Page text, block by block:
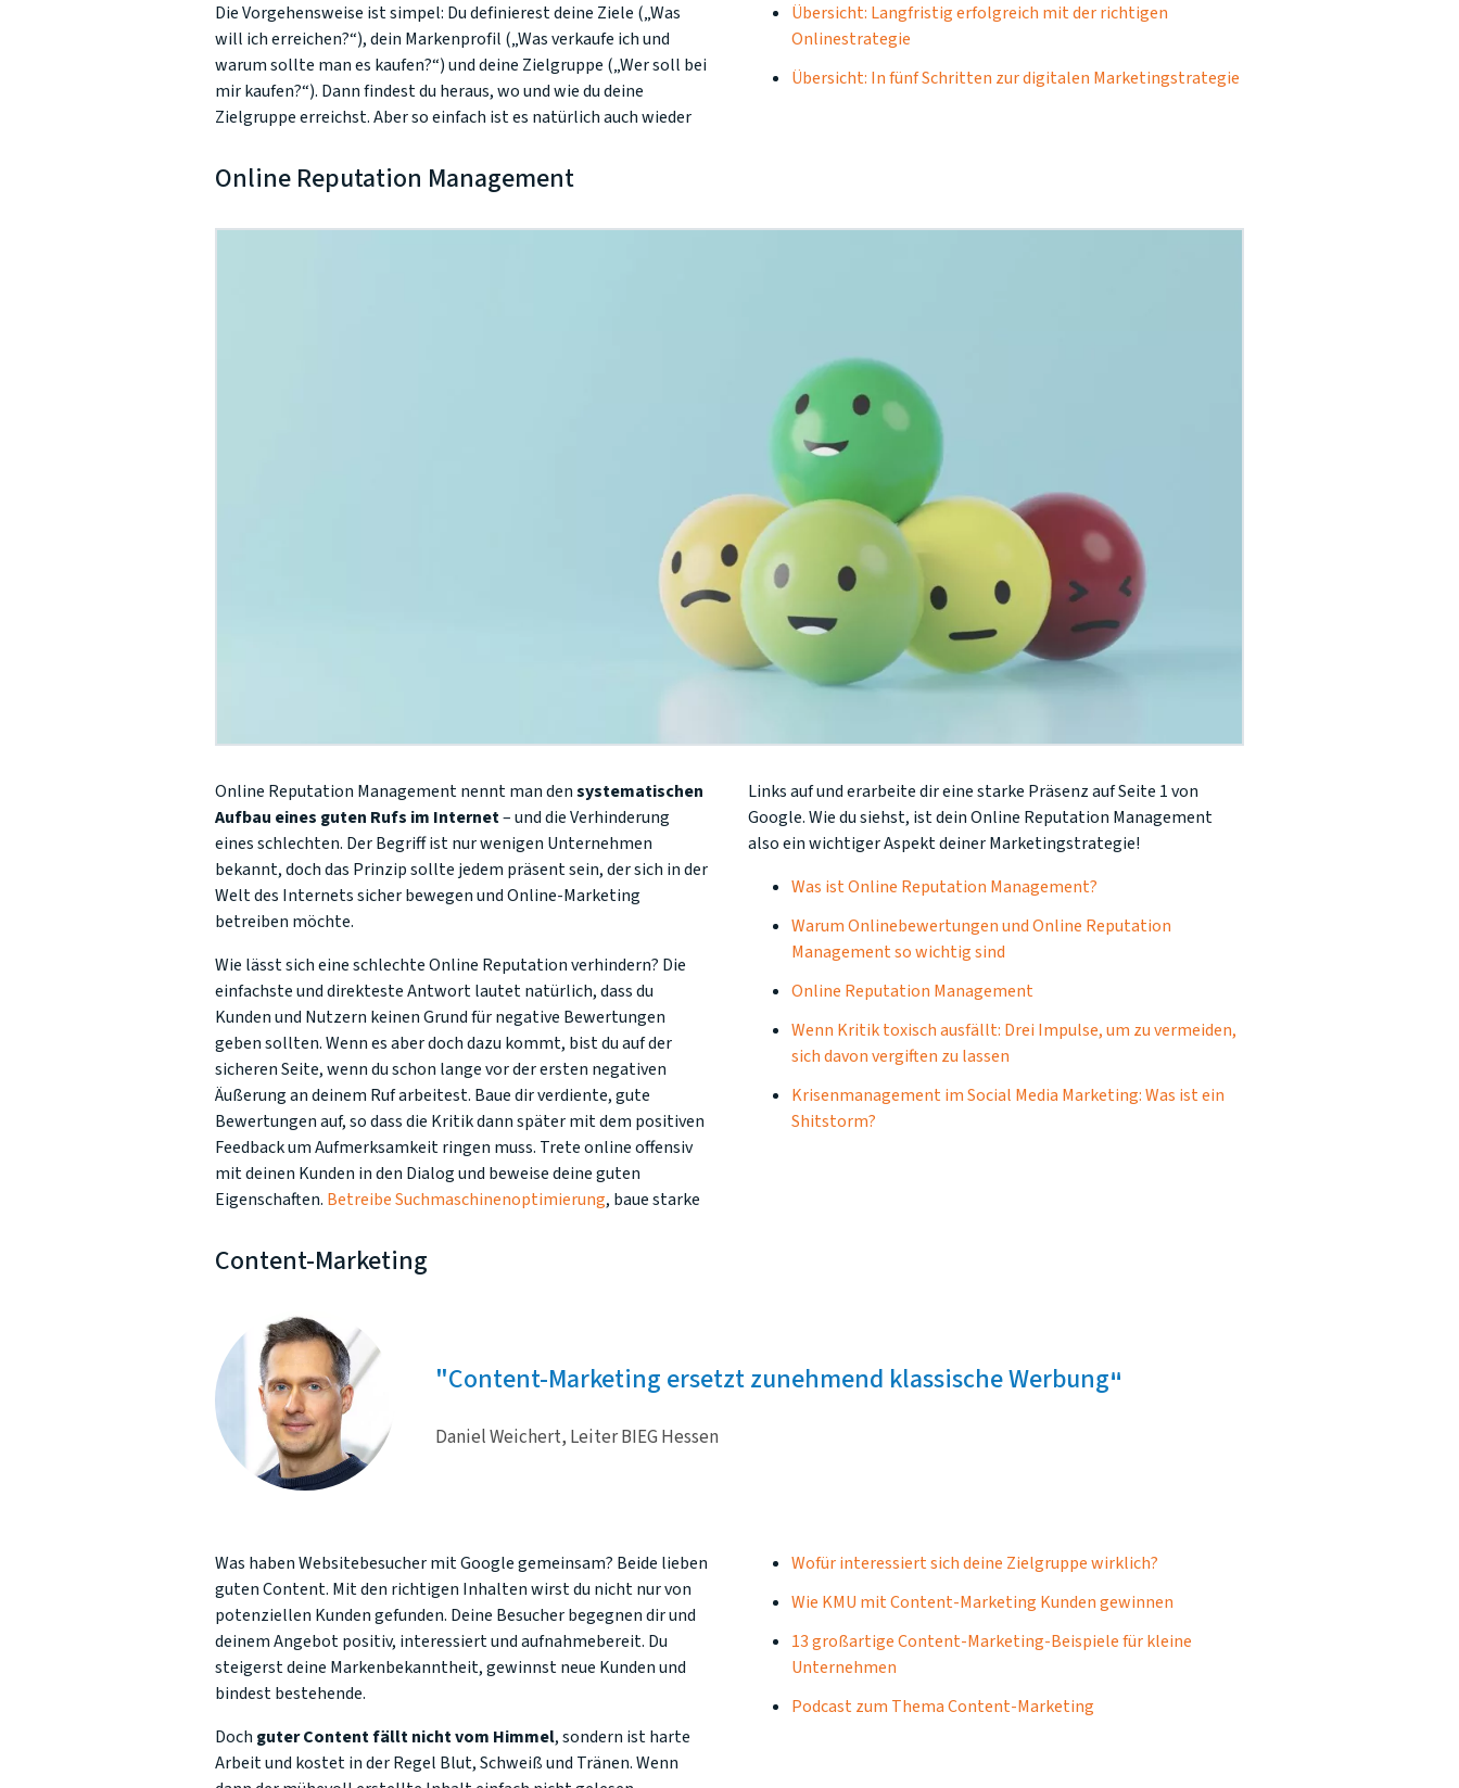
Die Vorgehensweise ist simpel: Du definierest deine Ziele („Was
will ich erreichen?“), dein Markenprofil („Was verkaufe ich und
warum sollte man es kaufen?“) und deine Zielgruppe („Wer soll bei
mir kaufen?“). Dann findest du heraus, wo und wie du deine
Zielgruppe erreichst. Aber so einfach ist es natürlich auch wieder
Übersicht: Langfristig erfolgreich mit der richtigen
Onlinestrategie
Übersicht: In fünf Schritten zur digitalen Marketingstrategie
Online Reputation Management
Online Reputation Management nennt man densystematischen
Aufbau eines guten Rufs im Internet– und die Verhinderung
eines schlechten. Der Begriff ist nur wenigen Unternehmen
bekannt, doch das Prinzip sollte jedem präsent sein, der sich in der
Welt des Internets sicher bewegen und Online-Marketing
betreiben möchte.
Wie lässt sich eine schlechte Online Reputation verhindern? Die
einfachste und direkteste Antwort lautet natürlich, dass du
Kunden und Nutzern keinen Grund für negative Bewertungen
geben sollten. Wenn es aber doch dazu kommt, bist du auf der
sicheren Seite, wenn du schon lange vor der ersten negativen
Äußerung an deinem Ruf arbeitest. Baue dir verdiente, gute
Bewertungen auf, so dass die Kritik dann später mit dem positiven
Feedback um Aufmerksamkeit ringen muss. Trete online offensiv
mit deinen Kunden in den Dialog und beweise deine guten
Eigenschaften. Betreibe Suchmaschinenoptimierung, baue starke
Links auf und erarbeite dir eine starke Präsenz auf Seite 1 von
Google. Wie du siehst, ist dein Online Reputation Management
also ein wichtiger Aspekt deiner Marketingstrategie!
Was ist Online Reputation Management?
Warum Onlinebewertungen und Online Reputation
Management so wichtig sind
Online Reputation Management
Wenn Kritik toxisch ausfällt: Drei Impulse, um zu vermeiden,
sich davon vergiften zu lassen
Krisenmanagement im Social Media Marketing: Was ist ein
Shitstorm?
Content-Marketing
Content-Marketing ersetzt zunehmend klassische Werbung
Daniel Weichert, Leiter BIEG Hessen
Was haben Websitebesucher mit Google gemeinsam? Beide lieben
guten Content. Mit den richtigen Inhalten wirst du nicht nur von
potenziellen Kunden gefunden. Deine Besucher begegnen dir und
deinem Angebot positiv, interessiert und aufnahmebereit. Du
steigerst deine Markenbekanntheit, gewinnst neue Kunden und
bindest bestehende.
Doch guter Content fällt nicht vom Himmel, sondern ist harte
Arbeit und kostet in der Regel Blut, Schweiß und Tränen. Wenn
Wofür interessiert sich deine Zielgruppe wirklich?
Wie KMU mit Content-Marketing Kunden gewinnen
13 großartige Content-Marketing-Beispiele für kleine
Unternehmen
Podcast zum Thema Content-Marketing